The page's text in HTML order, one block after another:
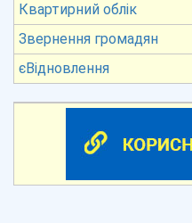
Квартирний облік
Звернення громадян
єВідновлення